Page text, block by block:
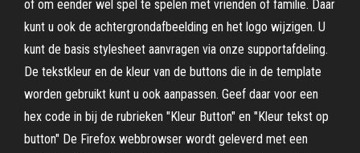
of om eender wel spel te spelen met vrienden of familie. Daar
kunt u ook de achtergrondafbeelding en het logo wijzigen. U
kunt de basis stylesheet aanvragen via onze supportafdeling.
De tekstkleur en de kleur van de buttons die in de template
worden gebruikt kunt u ook aanpassen. Geef daar voor een
hex code in bij de rubrieken "Kleur Button" en "Kleur tekst op
button" De Firefox webbrowser wordt geleverd met een